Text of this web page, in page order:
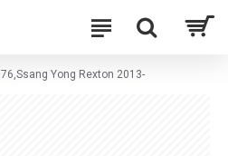
Yong Rexton 2013-